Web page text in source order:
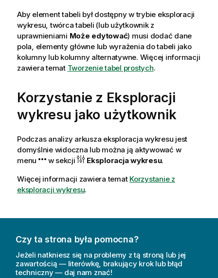
Aby element tabeli był dostępny w trybie eksploracji
wykresu, twórca tabeli (lub użytkownik z
uprawnieniami Może edytować) musi dodać dane
pola, elementy główne lub wyrażenia do tabeli jako
kolumny lub kolumny alternatywne. Więcej informacji
zawiera temat Tworzenie tabel prostych.
Korzystanie z Eksploracji
wykresu jako użytkownik
Podczas analizy arkusza eksploracja wykresu jest
domyślnie widoczna lub można ją aktywować w
menu
w sekcji Eksploracja wykresu.
Więcej informacji zawiera temat Korzystanie z
eksploracji wykresu.
Czy ta strona była pomocna?
Jeżeli natkniesz się na problemy z tą stroną lub jej
zawartością — literówkę, brakujący krok lub błąd
techniczny — daj nam znać!